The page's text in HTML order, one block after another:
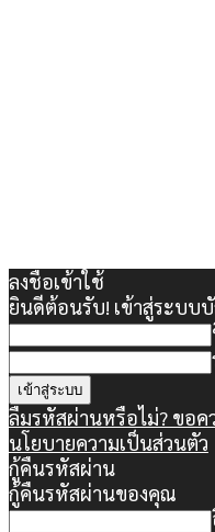
ลงชื่อเข้าใช้
ยินดีต้อนรับ! เข้าสู่ระบ
ลืมรหัสผ่านหรือไม่? ขอค
นโยบายความเป็นส่วนตัว
กู้คืนรหัสผ่าน
กู้คืนรหัสผ่านของคุณ